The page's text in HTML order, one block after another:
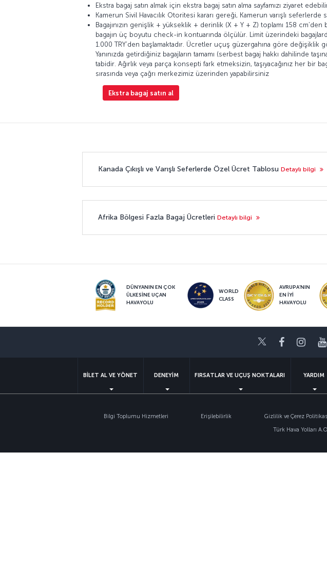
Ekstra bagaj satın almak için ekstra bagaj satın alma sayfamızı ziyaret
Kamerun Sivil Havacılık Otoritesi kararı gereği, Kamerun varışlı
Bagajınızın genişlik + yükseklik + derinlik (X + Y + Z) toplamı 158
bagajın üç boyutu check-in kontuarında ölçülür. Limit üzerindeki
1.000 TRY’den başlamaktadır. Ücretler uçuş güzergahına göre
Yanınızda getirdiğiniz bagajların tamamı (serbest bagaj hakkı dahilinde
tabidir. Ağırlık veya parça konsepti fark etmeksizin, taşıyacağınız her bir
sırasında veya çağrı merkezimiz üzerinden yapabilirsiniz
Ekstra bagaj satın al
Kanada Çıkışlı ve Varışlı Seferlerde Özel Ücret Tablosu Detaylı bilgi
Afrika Bölgesi Fazla Bagaj Ücretleri Detaylı bilgi
DÜNYANIN EN ÇOK
ÜLKESİNE UÇAN
HAVAYOLU
WORLD
CLASS
AVRUPA’NIN
EN İYİ
HAVAYOLU
TwitterFacebook
BİLET AL VE YÖNET DENEYİM FIRSATLAR VE UÇUŞ NOKTALARI YARDIM
Bilgi Toplumu Hizmetleri Erişilebilirlik Gizlilik ve Çerez
Türk Hava Yolları